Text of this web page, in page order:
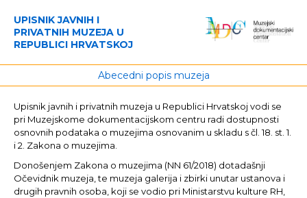
UPISNIK JAVNIH I
PRIVATNIH MUZEJA U
REPUBLICI HRVATSKOJ
Abecedni popis muzeja
Upisnik javnih i privatnih muzeja u Republici Hrvatskoj vodi se
pri Muzejskome dokumentacijskom centru radi dostupnosti
osnovnih podataka o muzejima osnovanim u skladu s čl. 18. st. 1.
i 2. Zakona o muzejima.
Donošenjem Zakona o muzejima (NN 61/2018) dotadašnji
Očevidnik muzeja, te muzeja galerija i zbirki unutar ustanova i
drugih pravnih osoba, koji se vodio pri Ministarstvu kulture RH,